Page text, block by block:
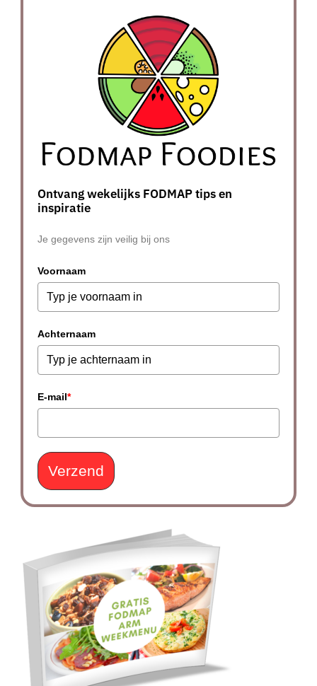
Ontvang wekelijks FODMAP tips en
inspiratie
Je gegevens zijn veilig bij ons
Voornaam
Achternaam
E-mail*
Verzend